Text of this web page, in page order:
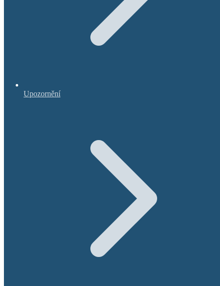
Upozornění